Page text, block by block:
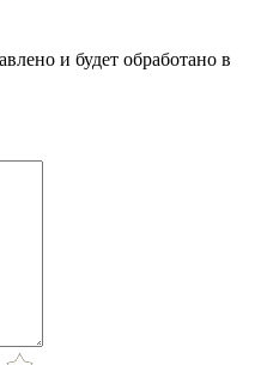
и будет обработано в